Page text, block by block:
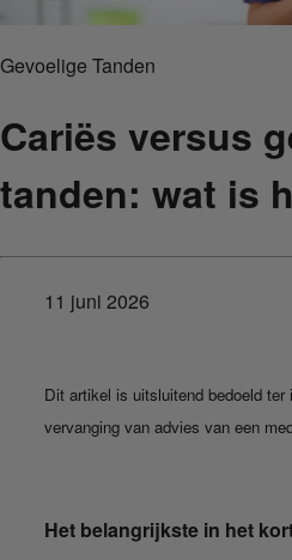
Gevoelige Tanden
Cariës versus
tanden: wat is
11 juni 2026
Dit artikel is uitsluitend bedoeld ter
vervanging van advies van een
Het belangrijkste in het